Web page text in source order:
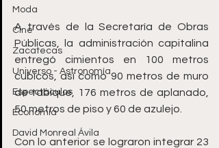
Moda
Cine
Zacatecas
Universo - Astronomía
Espectáculos
Economía
David Monreal Ávila
A través de la Secretaría de Obras
Públicas, la administración capitalina
entregó cimientos en 100 metros
cúbicos, así como 90 metros de muro
de tabique, 176 metros de aplanado,
50 metros de piso y 60 de azulejo.
Con lo anterior se lograron integrar 23